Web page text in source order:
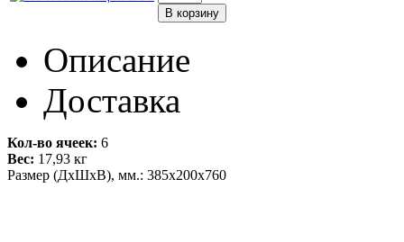
Описание
Доставка
Кол-во ячеек: 6
Вес: 17,93 кг
Размер (ДхШхВ), мм.: 385х200х760